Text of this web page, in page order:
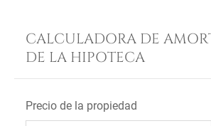
CALCULADORA DE
DE LA HIPOTECA
Precio de la propiedad